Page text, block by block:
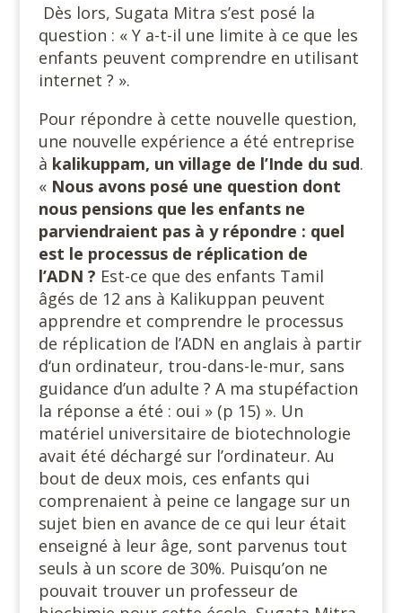
Dès lors, Sugata Mitra s’est posé la
question : « Y a-t-il une limite à ce que les
enfants peuvent comprendre en utilisant
internet ? ».
Pour répondre à cette nouvelle question,
une nouvelle expérience a été entreprise
à kalikuppam, un village de l’Inde du sud.
« Nous avons posé une question dont
nous pensions que les enfants ne
parviendraient pas à y répondre : quel
est le processus de réplication de
l’ADN ? Est-ce que des enfants Tamil
âgés de 12 ans à Kalikuppan peuvent
apprendre et comprendre le processus
de réplication de l’ADN en anglais à partir
d‘un ordinateur, trou-dans-le-mur, sans
guidance d’un adulte ? A ma stupéfaction
la réponse a été : oui » (p 15) ». Un
matériel universitaire de biotechnologie
avait été déchargé sur l’ordinateur. Au
bout de deux mois, ces enfants qui
comprenaient à peine ce langage sur un
sujet bien en avance de ce qui leur était
enseigné à leur âge, sont parvenus tout
seuls à un score de 30%. Puisqu’on ne
pouvait trouver un professeur de